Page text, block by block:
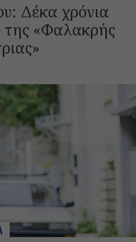
Δέκα χρόνια
της «Φαλακρής